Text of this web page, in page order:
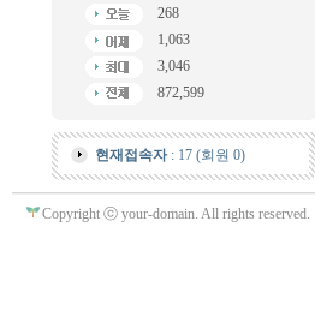
268
1,063
3,046
872,599
현재접속자: 17 (회원 0)
Copyright ⓒ your-domain. All rights reserved.